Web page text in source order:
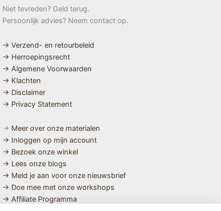
Niet tevreden? Geld terug.
Persoonlijk advies? Neem contact op.
→ Verzend- en retourbeleid
→ Herroepingsrecht
→ Algemene Voorwaarden
→ Klachten
→ Disclaimer
→ Privacy Statement
→ Meer over onze materialen
→ Inloggen op mijn account
→ Bezoek onze winkel
→ Lees onze blogs
→ Meld je aan voor onze nieuwsbrief
→ Doe mee met onze workshops
→ Affiliate Programma